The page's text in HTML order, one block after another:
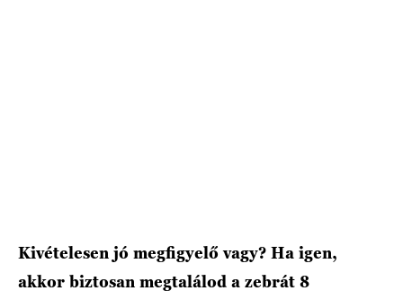
Kivételesen jó megfigyelő vagy? Ha igen,
akkor biztosan megtalálod a zebrát 8